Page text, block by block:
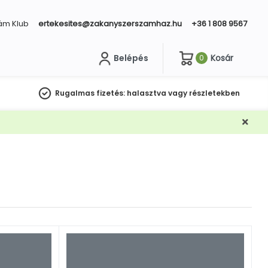
Klub ertekesites@zakanyszerszamhaz.hu +36 1 808 9567
Belépés 0 Kosár
Rugalmas fizetés: halasztva vagy részletekben